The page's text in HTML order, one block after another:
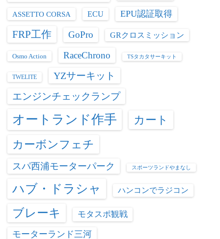
ASSETTO CORSA ECU EPU認証取得
FRP工作 GoPro GRクロスミッション
Osmo Action RaceChrono TSタカタサーキット
TWELITE
YZサーキット
エンジンチェックランプ
オートランド作手
カート
カーボンフェチ
スパ西浦モーターパーク スポーツランドやまなし
ハブ・ドラシャ ハンコンでラジコン
ブレーキ モタスポ観戦
モーターランド三河